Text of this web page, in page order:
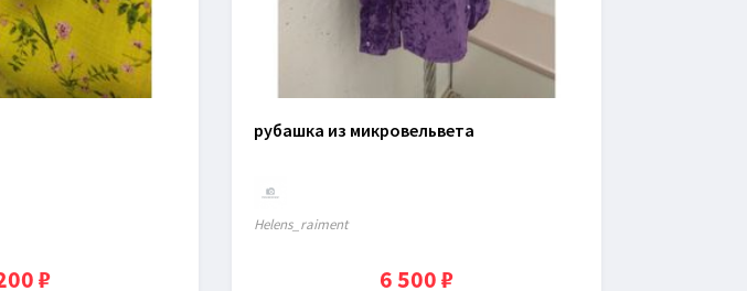
₽
рубашка из микровельвета
Нelens_raiment
6 500 ₽